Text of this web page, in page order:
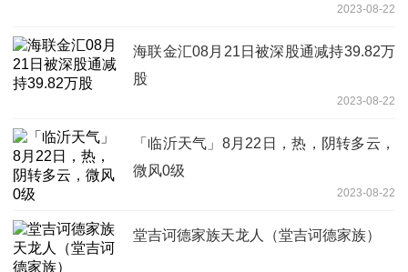
2023-08-22
海联金汇08月21日被深股通减持39.82万
股
2023-08-22
「临沂天气」8月22日，热，阴转多云，
微风0级
2023-08-22
堂吉诃德家族天龙人（堂吉诃德家族）